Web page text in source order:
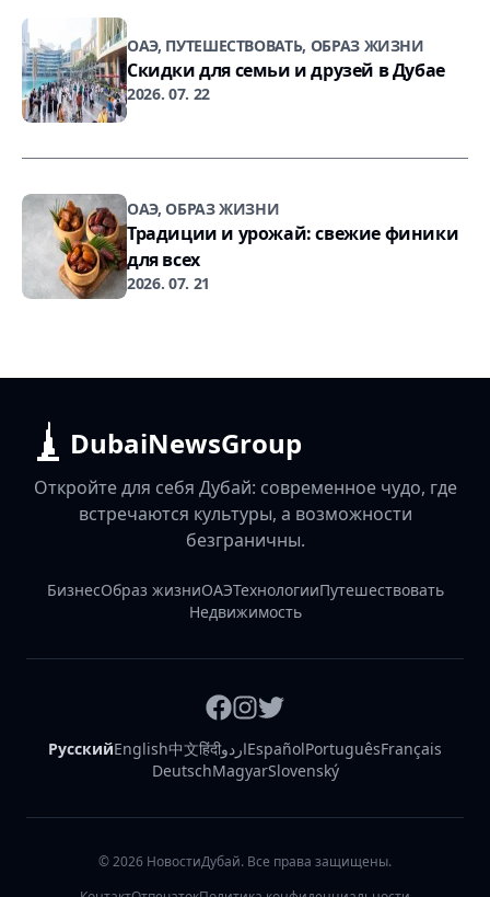
ОАЭ, ПУТЕШЕСТВОВАТЬ, ОБРАЗ ЖИЗНИ
Скидки для семьи и друзей в Дубае
2026. 07. 22
ОАЭ, ОБРАЗ ЖИЗНИ
Традиции и урожай: свежие финики
для всех
2026. 07. 21
DubaiNewsGroup
Откройте для себя Дубай: современное чудо, где
встречаются культуры, а возможности
безграничны.
БизнесОбраз жизниОАЭТехнологииПутешествовать
Недвижимость
РусскийEnglish中文हिंदीاردوEspañolPortuguêsFrançais
DeutschMagyarSlovenský
©2026 НовостиДубай. Все права защищены.